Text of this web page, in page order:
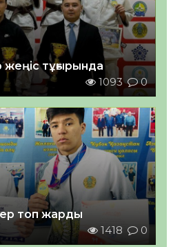
тұғырында
1093 0
топ жарды
1418 0